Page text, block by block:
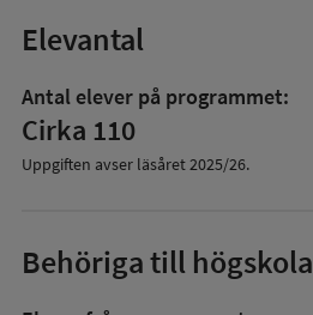
Elevantal
Antal elever på programmet:
Cirka 110
Uppgiften avser läsåret2025/26.
Behöriga till högskola